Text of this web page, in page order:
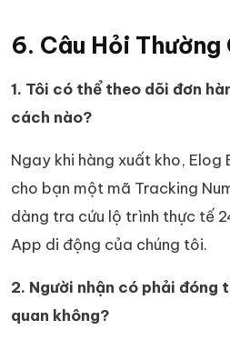
6. Câu Hỏi Thường
1. Tôi có thể theo dõi đơn
cách nào?
Ngay khi hàng xuất kho, Elog
cho bạn một mã Tracking
dàng tra cứu lộ trình thực tế
App di động của chúng tôi.
2. Người nhận có phải đóng
quan không?